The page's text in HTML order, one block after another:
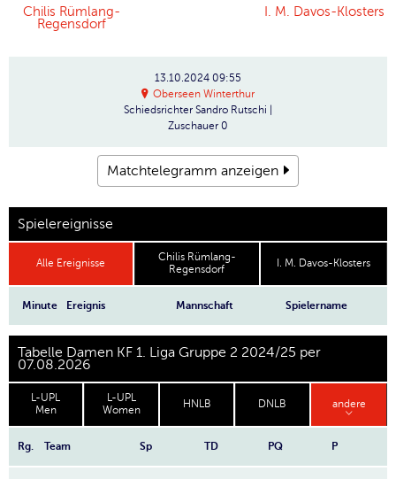
Chilis Rümlang-
Regensdorf
I. M. Davos-Klosters
13.10.2024 09:55
Oberseen Winterthur
Schiedsrichter Sandro Rutschi |
Zuschauer 0
Matchtelegramm anzeigen
Spielereignisse
Alle Ereignisse
Chilis Rümlang-
Regensdorf
I. M. Davos-Klosters
Minute Ereignis Mannschaft Spielername
Tabelle Damen KF 1. Liga Gruppe 2 2024/25 per
07.08.2026
L-UPL
Men
L-UPL
Women
HNLB DNLB andere
Rg. Team Sp TD PQ P